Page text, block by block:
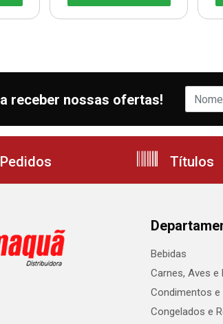
receber nossas ofertas!
Títulos
Bebidas
Carnes, Aves e
Condimentos
Congelados e